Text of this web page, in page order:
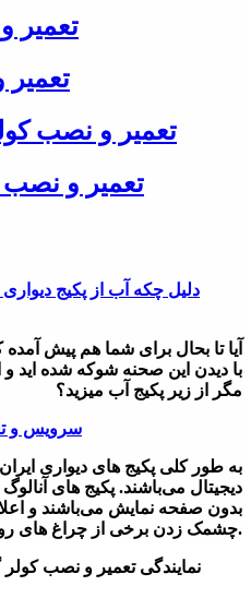
تعمیر
تعمیر و نصب
تعمیر و
آیا تا بحال برای شما هم پیش آمده
با دیدن این صحنه شوکه شده اید
مگر از زیر پکیج آب میزید؟
سرویس و
به طور کلی پکیج های دیواری ایران
دیجیتال می‌باشند. پکیج های
بدون صفحه نمایش می‌باشند و
چشمک زدن برخی از چراغ های روی پانل صورت می‌گیرد.